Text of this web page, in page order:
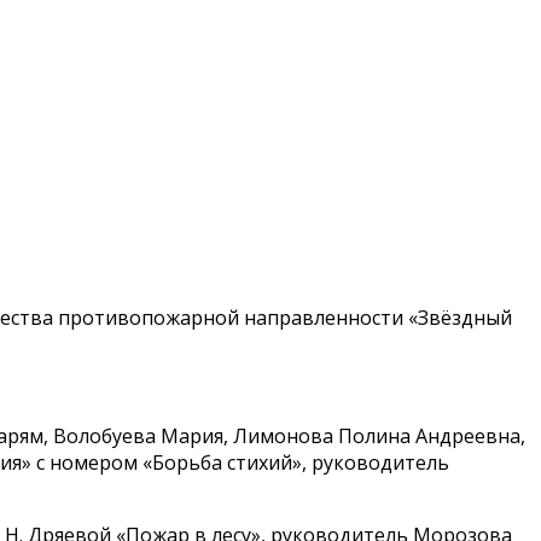
противопожарной направленности «Звёздный
Волобуева Мария, Лимонова Полина Андреевна,
с номером «Борьба стихий», руководитель
Дряевой «Пожар в лесу», руководитель Морозова